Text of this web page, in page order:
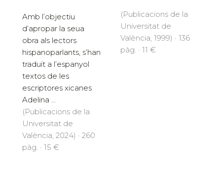
Amb l’objectiu
d’apropar la seua
obra als lectors
hispanoparlants, s’han
traduït a l’espanyol
textos de les
escriptores xicanes
Adelina ...
(Publicacions de la
Universitat de
València, 2024) · 260
pàg. · 15 €
(Publicacions de la
Universitat de
València, 1999) · 136
pàg. · 11 €